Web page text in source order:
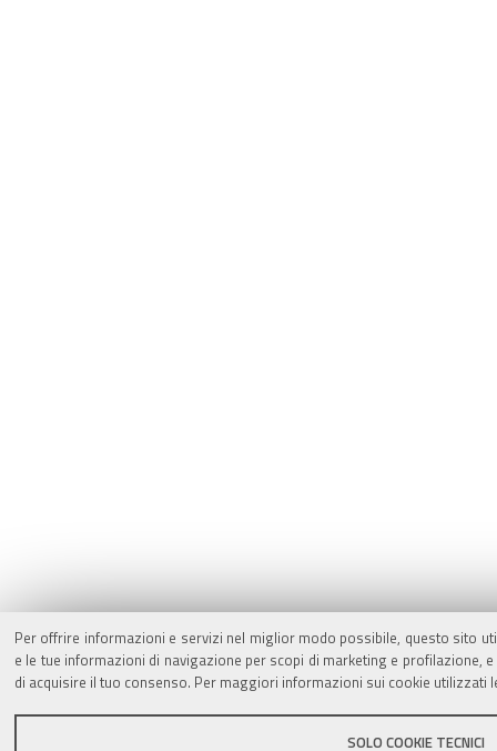
Per offrire informazioni e servizi nel miglior modo possibile, questo sito
e le tue informazioni di navigazione per scopi di marketing e
di acquisire il tuo consenso. Per maggiori informazioni sui cookie utilizzati
SOLO COOKIE TECNICI